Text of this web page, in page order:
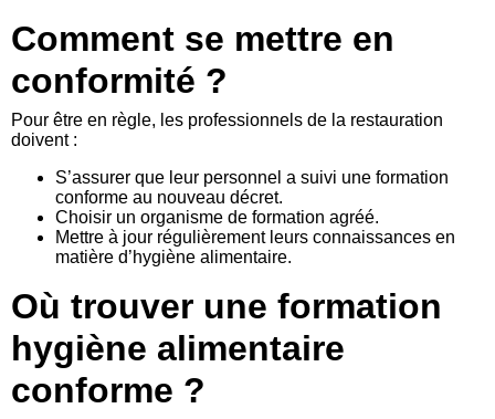
Comment se mettre en
conformité ?
Pour être en règle, les professionnels de la restauration
doivent :
S’assurer que leur personnel a suivi une formation
conforme au nouveau décret.
Choisir un organisme de formation agréé.
Mettre à jour régulièrement leurs connaissances en
matière d’hygiène alimentaire.
Où trouver une formation
hygiène alimentaire
conforme ?